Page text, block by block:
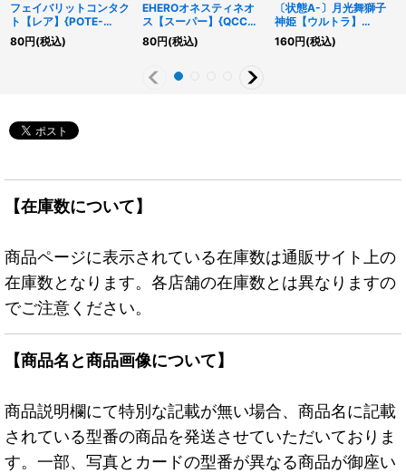
フェイバリットコンタク
ト【レア】{POTE-
JP069}《罠》
80円(税込)
EHEROオネスティネオ
ス【スーパー】{QCCU-
JP017}《モンスター》
80円(税込)
〔状態A-〕月光舞獅子
神姫【ウルトラ】
{DUAD-JP030}《融
合》
160円(税込)
【在庫数について】
商品ページに表示されている在庫数は通販サイト上の
在庫数となります。各店舗の在庫数とは異なりますの
でご注意ください。
【商品名と商品画像について】
商品説明欄にて特別な記載が無い場合、商品名に記載
されている型番の商品を発送させていただいておりま
す。一部、写真とカードの型番が異なる商品が御座い